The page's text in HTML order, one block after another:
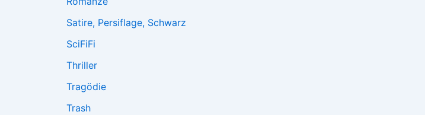
Satire, Persiflage, Schwarz
SciFiFi
Thriller
Tragödie
Trash